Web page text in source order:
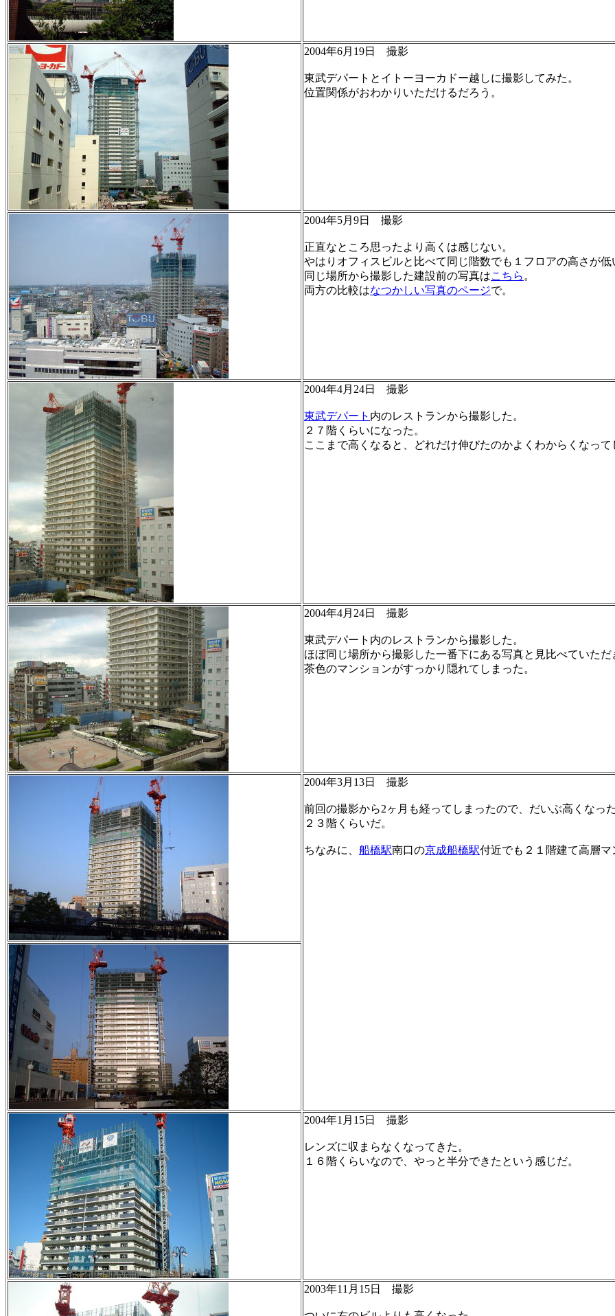
2004年6月19日 撮影
東武デパートとイトーヨーカドー越しに撮影してみた。
位置関係がおわかりいただけるだろう。
2004年5月9日 撮影
正直なところ思ったより高くは感じない。
やはりオフィスビルと比べて同じ階数でも１フロアの高さが低
同じ場所から撮影した建設前の写真はこちら 。
両方の比較はなつかしい写真のページで。
2004年4月24日 撮影
東武デパート 内のレストランから撮影した。
２７階くらいになった。
ここまで高くなると、どれだけ伸びたのかよくわからくなって
2004年4月24日 撮影
東武デパート内のレストランから撮影した。
ほぼ同じ場所から撮影した一番下にある写真と見比べていただ
茶色のマンションがすっかり隠れてしまった。
2004年3月13日 撮影
前回の撮影から2ヶ月も経ってしまったので、だいぶ高くなった
２３階くらいだ。
ちなみに、 船橋駅南口の京成船橋駅付近でも２１階建て高層マ
2004年1月15日 撮影
レンズに収まらなくなってきた。
１６階くらいなので、やっと半分できたという感じだ。
2003年11月15日 撮影